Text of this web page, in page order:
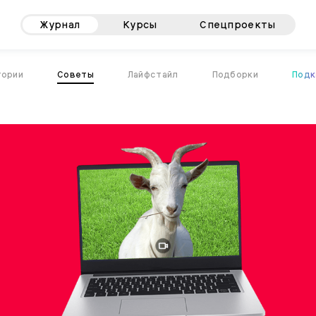
Журнал Курсы Спецпроекты
Советы Лайфстайл Подборки